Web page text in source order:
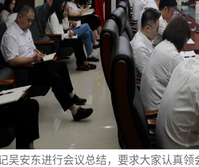
吴安东进行会议总结，要求大家认真